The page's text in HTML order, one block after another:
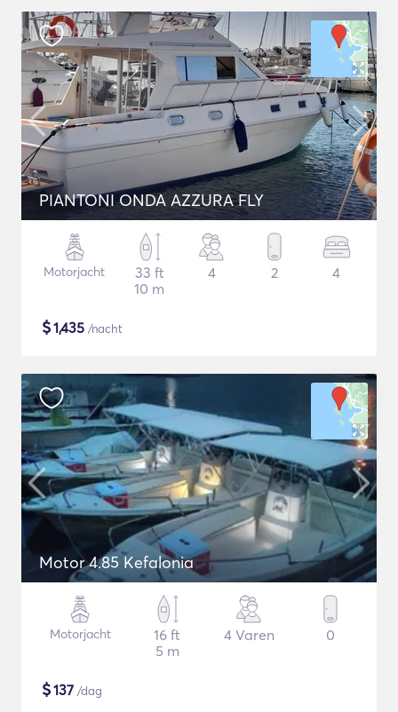
PIANTONI ONDA AZZURA FLY
Motorjacht
33 ft
10 m
4 2 4
$1,435 /nacht
Motor 4.85 Kefalonia
Motorjacht
16 ft
5 m
4 Varen 0
$137 /dag